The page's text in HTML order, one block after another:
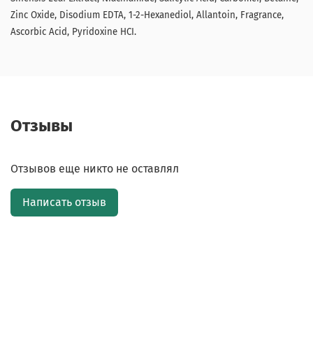
Zinc Oxide, Disodium EDTA, 1-2-Hexanediol, Allantoin, Fragrance,
Ascorbic Acid, Pyridoxine HCI.
Отзывы
Отзывов еще никто не оставлял
Написать отзыв